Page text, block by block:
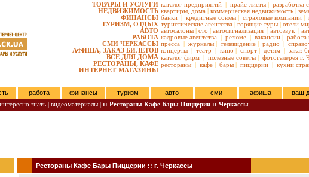
ТОВАРЫ И УСЛУГИ
НЕДВИЖИМОСТЬ
ФИНАНСЫ
ТУРИЗМ, ОТДЫХ
АВТО
РАБОТА
СМИ ЧЕРКАССЫ
АФИША, ЗАКАЗ БИЛЕТОВ
ВСЕ ДЛЯ ДОМА
РЕСТОРАНЫ, КАФЕ
ИНТЕРНЕТ-МАГАЗИНЫ
каталог предприятий | прайс-листы | разработка
квартиры, дома | коммерческая недвижимость |
банки | кредитные союзы | страховые компании |
туристические агентства | горящие туры | отели
автосалоны | сто | автосигнализация | автозвук |
кадровые агентства | резюме | вакансии | работа
пресса | журналы | телевидение | радио |
концерты | театр | кино | спорт | детям | заказ
каталог фирм | полезные советы | фотогалерея г.
рестораны | кафе | бары | пиццерии | кухни
работа финансы туризм авто сми афиша ваш
интересно знать | видеоматериалы | :: Рестораны Кафе Бары Пиццерии :: Черкассы
Рестораны Кафе Бары Пиццерии :: г. Черкассы